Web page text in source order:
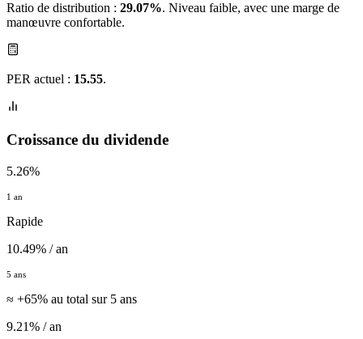
Ratio de distribution : 29.07%. Niveau faible, avec une marge de
manœuvre confortable.
PER actuel : 15.55.
Croissance du dividende
5.26%
1 an
Rapide
10.49% / an
5 ans
≈ +65% au total sur 5 ans
9.21% / an